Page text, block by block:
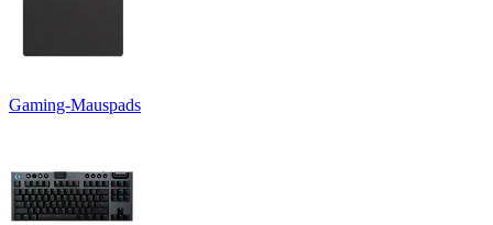
Gaming-Mauspads